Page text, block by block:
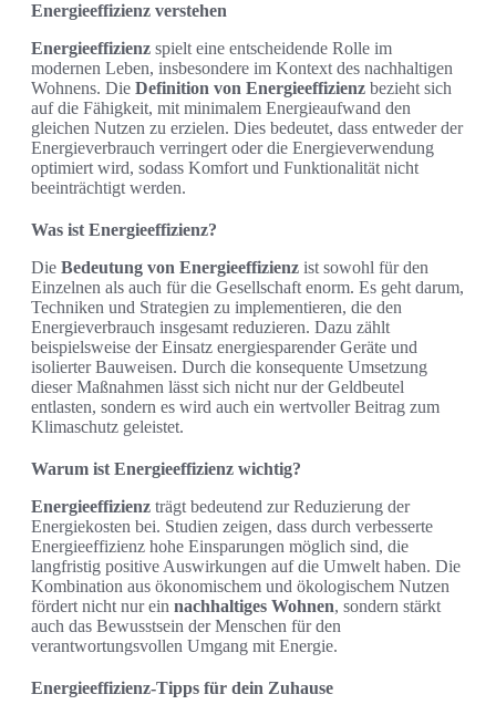
Energieeffizienz verstehen
Energieeffizienz spielt eine entscheidende Rolle im
modernen Leben, insbesondere im Kontext des nachhaltigen
Wohnens. Die Definition von Energieeffizienz bezieht sich
auf die Fähigkeit, mit minimalem Energieaufwand den
gleichen Nutzen zu erzielen. Dies bedeutet, dass entweder der
Energieverbrauch verringert oder die Energieverwendung
optimiert wird, sodass Komfort und Funktionalität nicht
beeinträchtigt werden.
Was ist Energieeffizienz?
Die Bedeutung von Energieeffizienz ist sowohl für den
Einzelnen als auch für die Gesellschaft enorm. Es geht darum,
Techniken und Strategien zu implementieren, die den
Energieverbrauch insgesamt reduzieren. Dazu zählt
beispielsweise der Einsatz energiesparender Geräte und
isolierter Bauweisen. Durch die konsequente Umsetzung
dieser Maßnahmen lässt sich nicht nur der Geldbeutel
entlasten, sondern es wird auch ein wertvoller Beitrag zum
Klimaschutz geleistet.
Warum ist Energieeffizienz wichtig?
Energieeffizienz trägt bedeutend zur Reduzierung der
Energiekosten bei. Studien zeigen, dass durch verbesserte
Energieeffizienz hohe Einsparungen möglich sind, die
langfristig positive Auswirkungen auf die Umwelt haben. Die
Kombination aus ökonomischem und ökologischem Nutzen
fördert nicht nur ein nachhaltiges Wohnen, sondern stärkt
auch das Bewusstsein der Menschen für den
verantwortungsvollen Umgang mit Energie.
Energieeffizienz-Tipps für dein Zuhause